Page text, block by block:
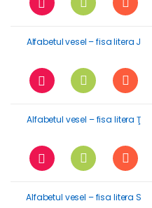
Alfabetul vesel – fisa litera J
Alfabetul vesel – fisa litera Ţ
Alfabetul vesel – fisa litera S